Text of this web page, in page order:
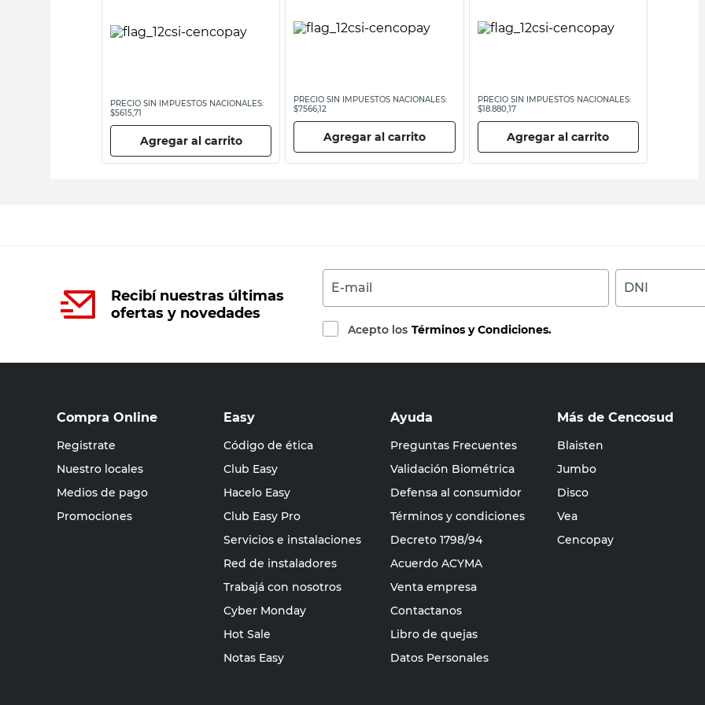
PRECIO SIN IMPUESTOS NACIONALES:
$5615,71
Agregar al carrito
PRECIO SIN IMPUESTOS NACIONALES:
$7566,12
Agregar al carrito
PRECIO SIN IMPUESTOS NACIONALES:
$18.880,17
Agregar al carrito
Recibí nuestras últimas
ofertas y novedades
E-mail DNI
Acepto los Términos y Condiciones.
Compra Online
Registrate
Nuestro locales
Medios de pago
Promociones
Easy
Código de ética
Club Easy
Hacelo Easy
Club Easy Pro
Servicios e instalaciones
Red de instaladores
Trabajá con nosotros
Cyber Monday
Hot Sale
Notas Easy
Ayuda
Preguntas Frecuentes
Validación Biométrica
Defensa al consumidor
Términos y condiciones
Decreto 1798/94
Acuerdo ACYMA
Venta empresa
Contactanos
Libro de quejas
Datos Personales
Más de Cencosud
Blaisten
Jumbo
Disco
Vea
Cencopay